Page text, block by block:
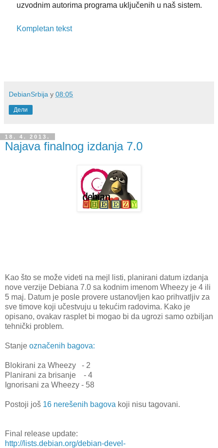
uzvodnim autorima programa uključenih u naš sistem.
Kompletan tekst
DebianSrbija у 08:05
Дели
18. 4. 2013.
Najava finalnog izdanja 7.0
Kao što se može videti na mejl listi, planirani datum izdanja
nove verzije Debiana 7.0 sa kodnim imenom Wheezy je 4 ili
5 maj. Datum je posle provere ustanovljen kao prihvatljiv za
sve timove koji učestvuju u tekućim radovima. Kako je
opisano, ovakav rasplet bi mogao bi da ugrozi samo ozbiljan
tehnički problem.
Stanje označenih bagova:
Blokirani za Wheezy - 2
Planirani za brisanje - 4
Ignorisani za Wheezy - 58
Postoji još 16 nerešenih bagova koji nisu tagovani.
Final release update:
http://lists.debian.org/debian-devel-